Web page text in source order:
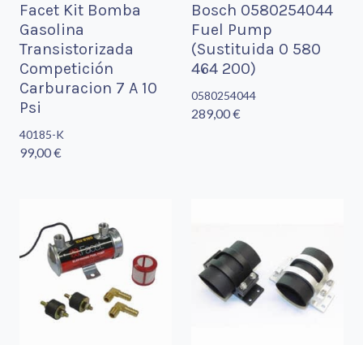
Facet Kit Bomba
Gasolina
Transistorizada
Competición
Carburacion 7 A 10
Psi
40185-K
99,00 €
Bosch 0580254044
Fuel Pump
(Sustituida 0 580
464 200)
0580254044
289,00 €